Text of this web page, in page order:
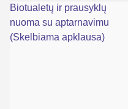
Navigacija
tarp
Biotualetų ir prausyklų
nuoma su aptarnavimu
(Skelbiama apklausa)